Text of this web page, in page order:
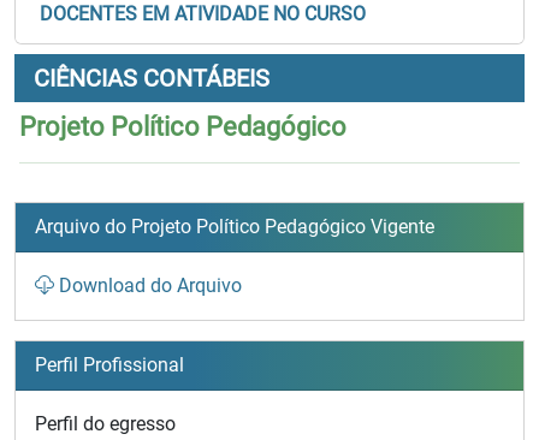
DOCENTES EM ATIVIDADE NO CURSO
CIÊNCIAS CONTÁBEIS
Projeto Político Pedagógico
Arquivo do Projeto Político Pedagógico Vigente
Download do Arquivo
Perfil Profissional
Perfil do egresso